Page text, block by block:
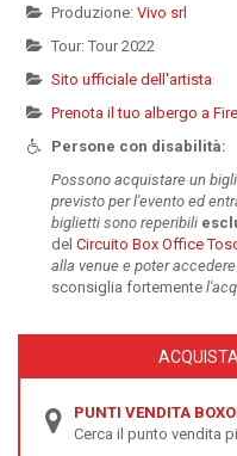
Produzione: Vivo srl
Tour: Tour 2022
Sito ufficiale dell'artista
Prenota il tuo albergo a
Persone con disabilità:
Possono acquistare un
previsto per l'evento ed
biglietti sono reperibili
del Circuito Box Office
alla venue e poter
sconsiglia fortemente
PUNTI VENDITA
Cerca il punto vendita